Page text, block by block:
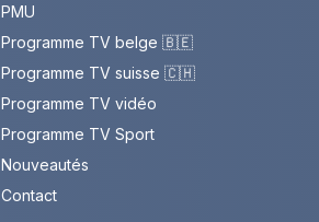
PMU
Programme TV belge 🇧🇪
Programme TV suisse 🇨🇭
Programme TV vidéo
Programme TV Sport
Nouveautés
Contact